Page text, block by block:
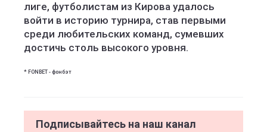
лиге, футболистам из Кирова удалось
войти в историю турнира, став первыми
среди любительских команд, сумевших
достичь столь высокого уровня.
* FONBET - фонбэт
Подписывайтесь на наш канал